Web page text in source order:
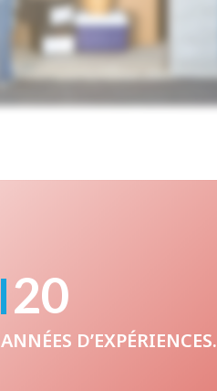
20
ANNÉES D’EXPÉRIENCES.